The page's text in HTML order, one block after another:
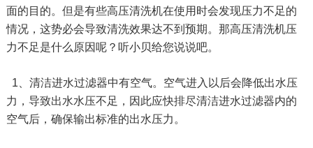
面的目的。但是有些高压清洗机在使用时会发现压力不足的
情况，这势必会导致清洗效果达不到预期。那高压清洗机压
力不足是什么原因呢？听小贝给您说说吧。
1、清洁进水过滤器中有空气。空气进入以后会降低出水压
力，导致出水水压不足，因此应快排尽清洁进水过滤器内的
空气后，确保输出标准的出水压力。